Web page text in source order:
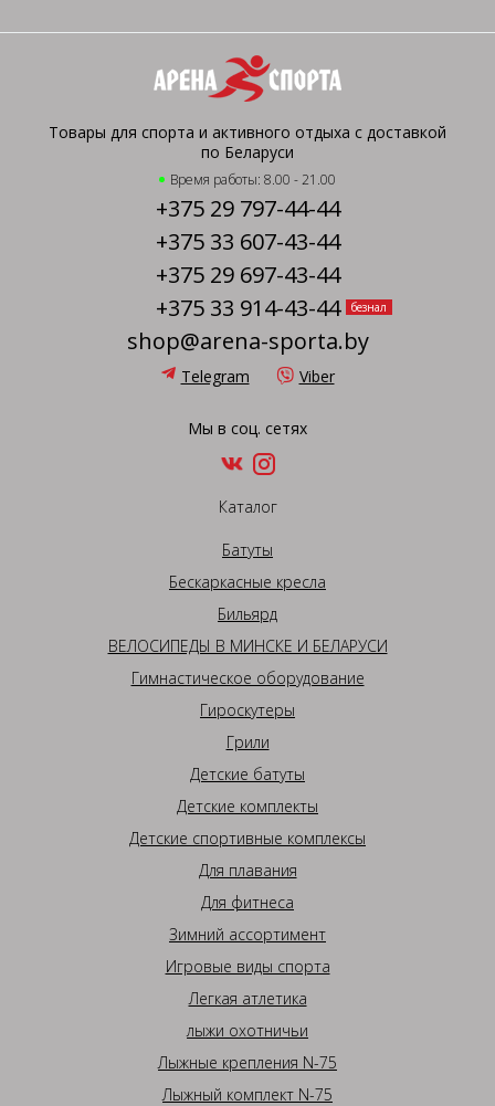
Товары для спорта и активного отдыха с доставкой
по Беларуси
Время работы: 8.00 - 21.00
+375 29 797-44-44
+375 33 607-43-44
+375 29 697-43-44
+375 33 914-43-44
безнал
shop@arena-sporta.by
Telegram Viber
Мы в соц. сетях
Каталог
Батуты
Бескаркасные кресла
Бильярд
ВЕЛОСИПЕДЫ В МИНСКЕ И БЕЛАРУСИ
Гимнастическое оборудование
Гироскутеры
Грили
Детские батуты
Детские комплекты
Детские спортивные комплексы
Для плавания
Для фитнеса
Зимний ассортимент
Игровые виды спорта
Легкая атлетика
лыжи охотничьи
Лыжные крепления N-75
Лыжный комплект N-75